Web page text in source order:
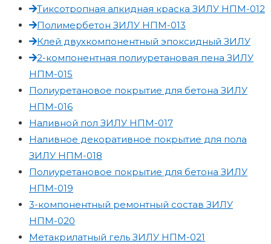
Тиксотропная алкидная краска ЗИЛУ НПМ-012
Полимербетон ЗИЛУ НПМ-013
Клей двухкомпонентный эпоксидный ЗИЛУ
2-компонентная полиуретановая пена ЗИЛУ
НПМ-015
Полиуретановое покрытие для бетона ЗИЛУ
НПМ-016
Наливной пол ЗИЛУ НПМ-017
Наливное декоративное покрытие для пола
ЗИЛУ НПМ-018
Полиуретановое покрытие для бетона ЗИЛУ
НПМ-019
3-компонентный ремонтный состав ЗИЛУ
НПМ-020
Метакрилатный гель ЗИЛУ НПМ-021